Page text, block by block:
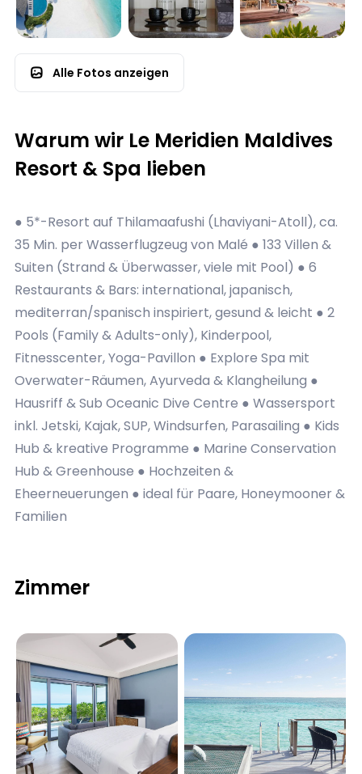
Alle Fotos anzeigen
Warum wir Le Meridien Maldives
Resort & Spa lieben
● 5*-Resort auf Thilamaafushi (Lhaviyani-Atoll), ca.
35 Min. per Wasserflugzeug von Malé ● 133 Villen &
Suiten (Strand & Überwasser, viele mit Pool) ● 6
Restaurants & Bars: international, japanisch,
mediterran/spanisch inspiriert, gesund & leicht ● 2
Pools (Family & Adults-only), Kinderpool,
Fitnesscenter, Yoga-Pavillon ● Explore Spa mit
Overwater-Räumen, Ayurveda & Klangheilung ●
Hausriff & Sub Oceanic Dive Centre ● Wassersport
inkl. Jetski, Kajak, SUP, Windsurfen, Parasailing ● Kids
Hub & kreative Programme ● Marine Conservation
Hub & Greenhouse ● Hochzeiten &
Eheerneuerungen ● ideal für Paare, Honeymooner &
Familien
Zimmer